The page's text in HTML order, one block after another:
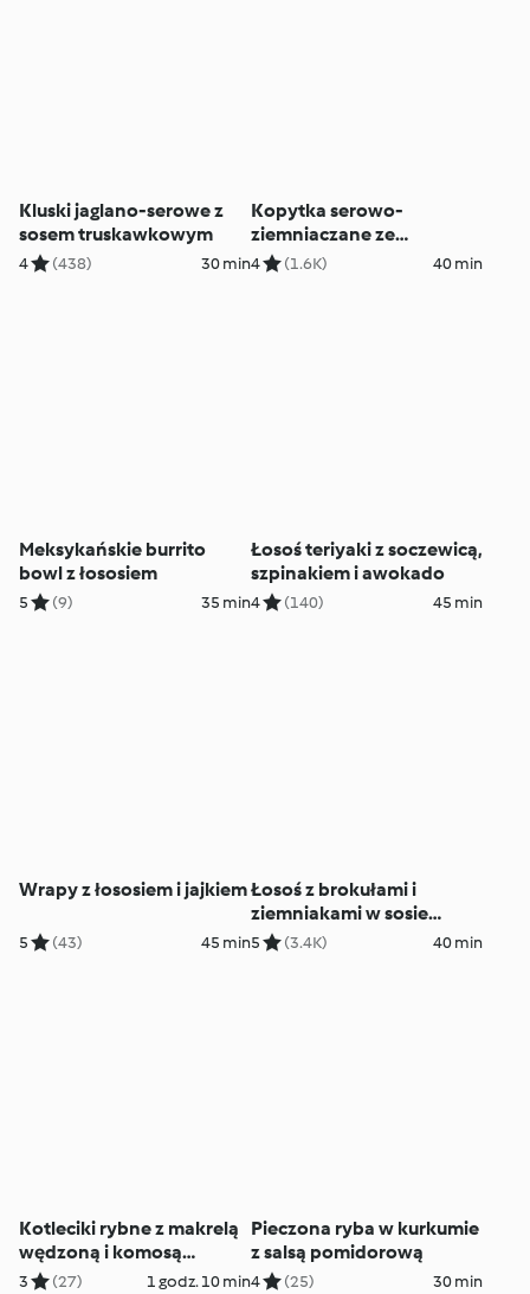
Kluski jaglano-serowe z
sosem truskawkowym
4 (438) 30 min
Kopytka serowo-
ziemniaczane ze
szpinakiem
4 (1.6K) 40 min
Meksykańskie burrito
bowl z łososiem
5 (9) 35 min
Łosoś teriyaki z soczewicą,
szpinakiem i awokado
4 (140) 45 min
Wrapy z łososiem i jajkiem
5 (43) 45 min
Łosoś z brokułami i
ziemniakami w sosie
koperkowym
5 (3.4K) 40 min
Kotleciki rybne z makrelą
wędzoną i komosą
ryżową
3 (27) 1 godz. 10 min
Pieczona ryba w kurkumie
z salsą pomidorową
4 (25) 30 min